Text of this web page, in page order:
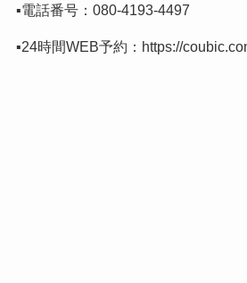
▪️電話番号： 080-4193-4497
▪️24時間WEB予約： https://